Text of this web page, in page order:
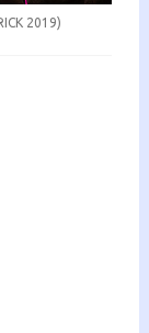
2019)